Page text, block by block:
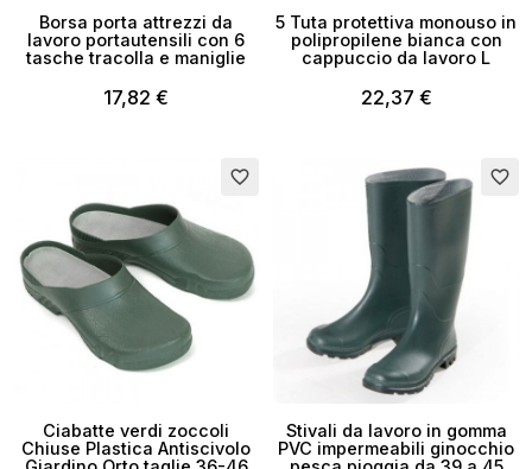
Borsa porta attrezzi da
lavoro portautensili con 6
tasche tracolla e maniglie
17,82 €
5 Tuta protettiva monouso in
polipropilene bianca con
cappuccio da lavoro L
22,37 €
favorite_border
Ciabatte verdi zoccoli
Chiuse Plastica Antiscivolo
favorite_border
Stivali da lavoro in gomma
PVC impermeabili ginocchio